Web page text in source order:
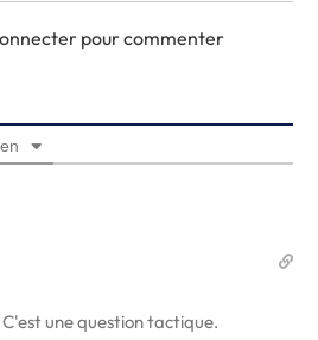
pour commenter
une question tactique.